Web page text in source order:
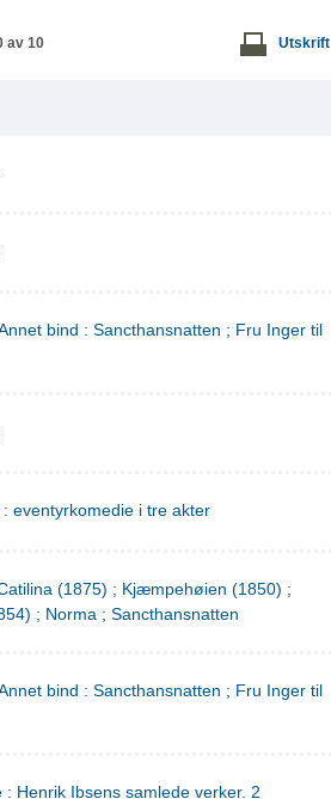
av 10 Utskrift
bind : Sancthansnatten ; Fru Inger til
eventyrkomedie i tre akter
(1875) ; Kjæmpehøien (1850) ;
; Norma ; Sancthansnatten
bind : Sancthansnatten ; Fru Inger til
: Henrik Ibsens samlede verker. 2